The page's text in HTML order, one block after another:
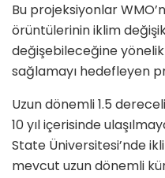
Bu projeksiyonlar
örüntülerinin iklim
değişebileceğine
sağlamayı hedefleyen
Uzun dönemli 1.5
10 yıl içerisinde
State Üniversitesi’nde
mevcut uzun dönemli